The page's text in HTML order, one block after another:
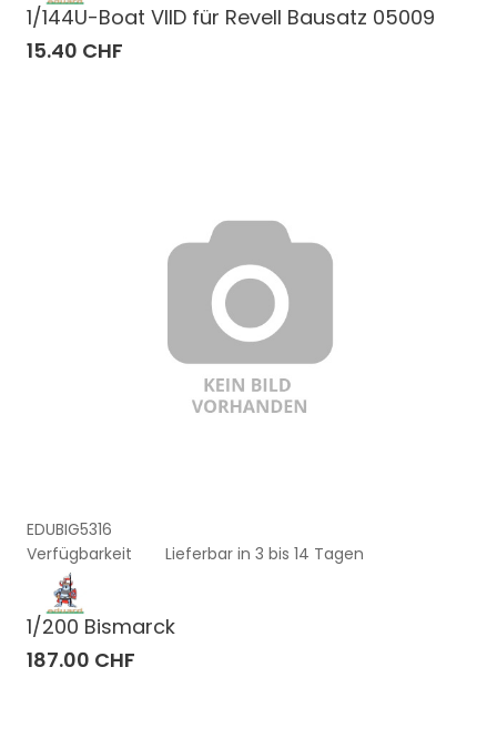
1/144U-Boat VIID für Revell Bausatz 05009
15.40 CHF
EDUBIG5316
Verfügbarkeit
Lieferbar in 3 bis 14 Tagen
1/200 Bismarck
187.00 CHF